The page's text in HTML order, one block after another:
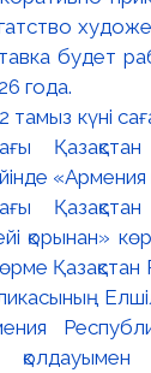
күні
қорынан»
қолдауымен